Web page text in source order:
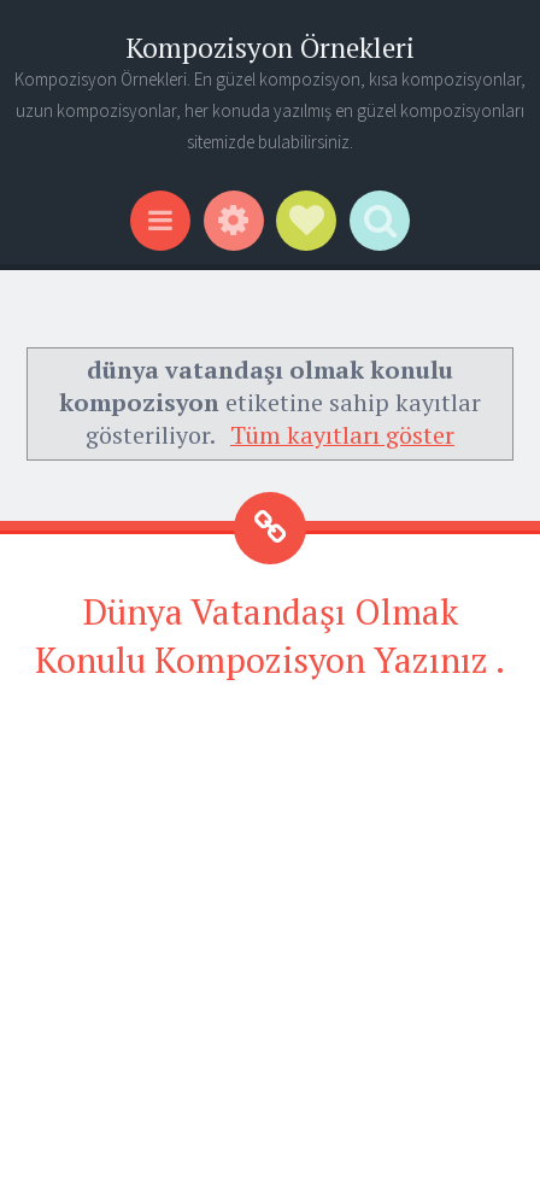
Kompozisyon Örnekleri
Kompozisyon Örnekleri. En güzel kompozisyon, kısa kompozisyonlar,
uzun kompozisyonlar, her konuda yazılmış en güzel kompozisyonları
sitemizde bulabilirsiniz.
Menu WidgetsSocial Links
Search
dünya vatandaşı olmak konulu
kompozisyon etiketine sahip kayıtlar
gösteriliyor. Tüm kayıtları göster
Dünya Vatandaşı Olmak
Konulu Kompozisyon Yazınız .